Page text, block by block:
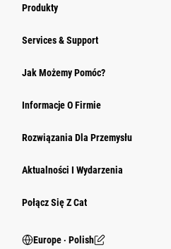
Produkty
Services & Support
Jak Możemy Pomóc?
Informacje O Firmie
Rozwiązania Dla Przemysłu
Aktualności I Wydarzenia
Połącz Się Z Cat
Europe ‧ Polish